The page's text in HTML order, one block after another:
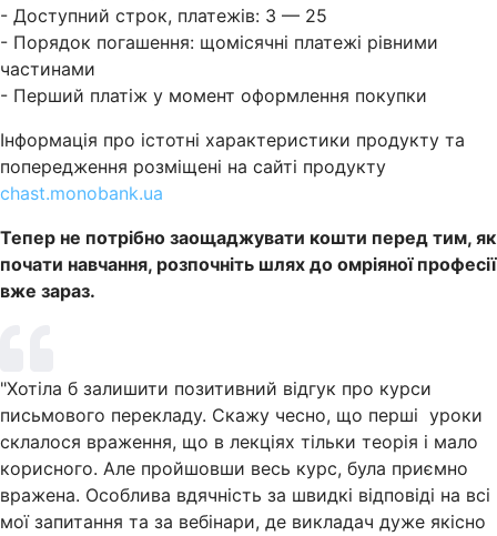
- Доступний строк, платежів: 3 — 25
- Порядок погашення: щомісячні платежі рівними
частинами
- Перший платіж у момент оформлення покупки
Інформація про істотні характеристики продукту та
попередження розміщені на сайті продукту
chast.monobank.ua
Тепер не потрібно заощаджувати кошти перед тим, як
почати навчання, розпочніть шлях до омріяної професії
вже зараз.
"Хотіла б залишити позитивний відгук про курси
письмового перекладу. Скажу чесно, що перші уроки
склалося враження, що в лекціях тільки теорія і мало
корисного. Але пройшовши весь курс, була приємно
вражена. Особлива вдячність за швидкі відповіді на всі
мої запитання та за вебінари, де викладач дуже якісно